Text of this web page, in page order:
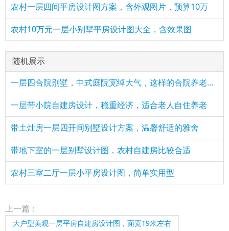
农村一层四间平房设计图方案，含外观图片，预算10万
农村10万元一层小别墅平房设计图大全，含效果图
随机展示
一层四合院别墅，中式庭院宽绰大气，这样的合院养老最合适
一层带小院自建房设计，稳重经济，适合老人自住养老
带土灶房一层四开间别墅设计方案，温馨舒适的雅舍
带地下室的一层别墅设计图，农村自建房比较合适
农村三室二厅一层小平房设计图，简单实用型
上一篇：
大户型美观一层平房自建房设计图，面宽19米左右